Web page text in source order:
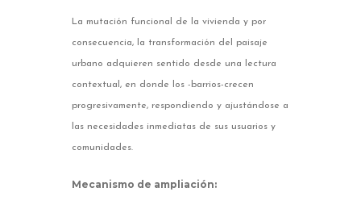
La mutación funcional de la vivienda y por
consecuencia, la transformación del paisaje
urbano adquieren sentido desde una lectura
contextual, en donde los -barrios-crecen
progresivamente, respondiendo y ajustándose a
las necesidades inmediatas de sus usuarios y
comunidades.
Mecanismo de ampliación: